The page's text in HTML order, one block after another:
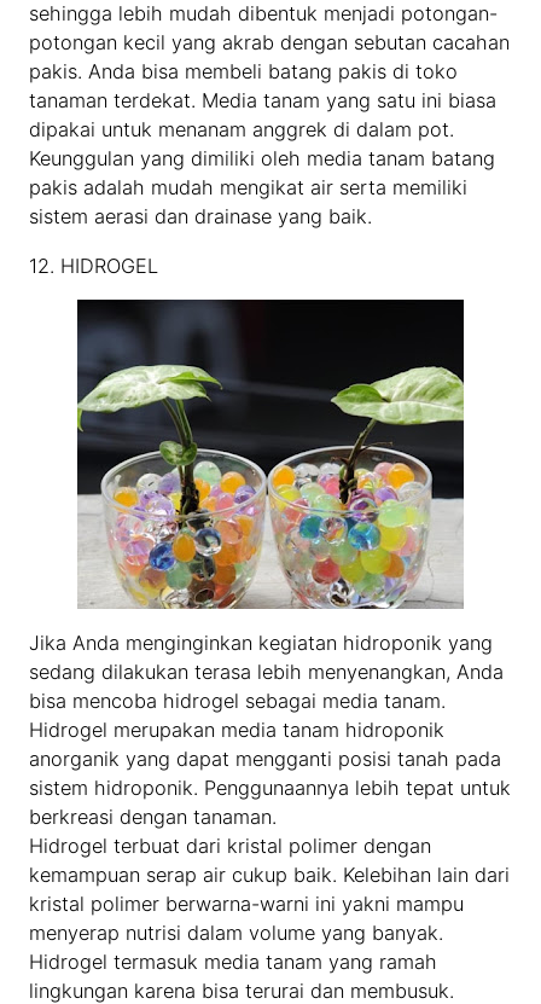
sehingga lebih mudah dibentuk menjadi potongan-
potongan kecil yang akrab dengan sebutan cacahan
pakis. Anda bisa membeli batang pakis di toko
tanaman terdekat. Media tanam yang satu ini biasa
dipakai untuk menanam anggrek di dalam pot.
Keunggulan yang dimiliki oleh media tanam batang
pakis adalah mudah mengikat air serta memiliki
sistem aerasi dan drainase yang baik.
12. HIDROGEL
Jika Anda menginginkan kegiatan hidroponik yang
sedang dilakukan terasa lebih menyenangkan, Anda
bisa mencoba hidrogel sebagai media tanam.
Hidrogel merupakan media tanam hidroponik
anorganik yang dapat mengganti posisi tanah pada
sistem hidroponik. Penggunaannya lebih tepat untuk
berkreasi dengan tanaman.
Hidrogel terbuat dari kristal polimer dengan
kemampuan serap air cukup baik. Kelebihan lain dari
kristal polimer berwarna-warni ini yakni mampu
menyerap nutrisi dalam volume yang banyak.
Hidrogel termasuk media tanam yang ramah
lingkungan karena bisa terurai dan membusuk.